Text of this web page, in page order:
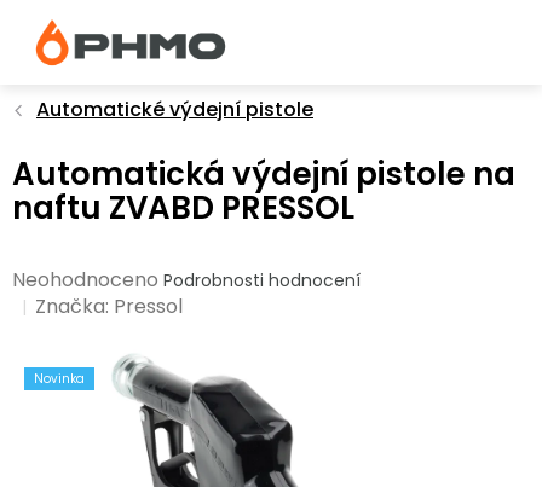
obsah
Automatické výdejní pistole
Automatická výdejní pistole na
naftu ZVABD PRESSOL
Průměrné
hodnocení
0,0
Neohodnoceno Podrobnosti hodnocení
Značka: Pressol
Novinka